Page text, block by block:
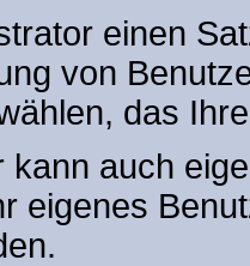
einen
von
das
kann auch
eigenes